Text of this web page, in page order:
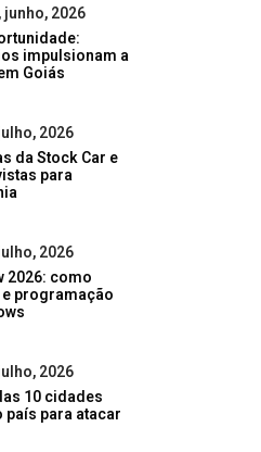
junho, 2026
impulsionam a
Goiás
2026
da Stock Car e
para
2026
2026: como
programação
2026
10 cidades
para atacar